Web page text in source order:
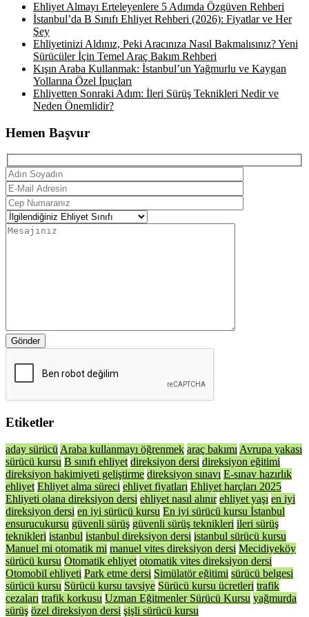
Ehliyet Almayı Erteleyenlere 5 Adımda Özgüven Rehberi
İstanbul’da B Sınıfı Ehliyet Rehberi (2026): Fiyatlar ve Her
Şey
Ehliyetinizi Aldınız, Peki Aracınıza Nasıl Bakmalısınız? Yeni
Sürücüler İçin Temel Araç Bakım Rehberi
Kışın Araba Kullanmak: İstanbul’un Yağmurlu ve Kaygan
Yollarına Özel İpuçları
Ehliyetten Sonraki Adım: İleri Sürüş Teknikleri Nedir ve
Neden Önemlidir?
Hemen Başvur
Gönder
Etiketler
aday sürücü Araba kullanmayı öğrenmek araç bakımı Avrupa yakası
sürücü kursu B sınıfı ehliyet direksiyon dersi direksiyon eğitimi
direksiyon hakimiyeti geliştirme direksiyon sınavı E-sınav hazırlık
ehliyet Ehliyet alma süreci ehliyet fiyatları Ehliyet harçları 2025
Ehliyeti olana direksiyon dersi ehliyet nasıl alınır ehliyet yaşı en iyi
direksiyon dersi en iyi sürücü kursu En iyi sürücü kursu İstanbul
ensurucukursu güvenli sürüş güvenli sürüş teknikleri ileri sürüş
teknikleri istanbul istanbul direksiyon dersi istanbul sürücü kursu
Manuel mi otomatik mi manuel vites direksiyon dersi Mecidiyeköy
sürücü kursu Otomatik ehliyet otomatik vites direksiyon dersi
Otomobil ehliyeti Park etme dersi Simülatör eğitimi sürücü belgesi
sürücü kursu Sürücü kursu tavsiye Sürücü kursu ücretleri trafik
cezaları trafik korkusu Uzman Eğitmenler Sürücü Kursu yağmurda
sürüş özel direksiyon dersi şişli sürücü kursu